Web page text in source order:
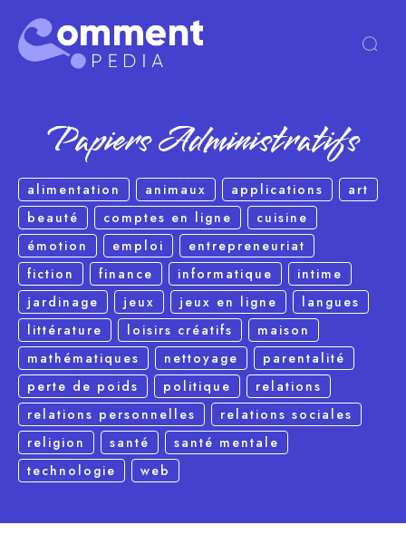
Papiers Administratifs
alimentation animaux applications
art
beauté
comptes en ligne
cuisine
émotion
emploi
entrepreneuriat
fiction
finance informatique
intime
jardinage
jeux jeux en ligne
langues
littérature
loisirs créatifs
maison
mathématiques
nettoyage
parentalité
perte de poids
politique
relations
relations personnelles
relations sociales
religion
santé
santé mentale
technologie
web